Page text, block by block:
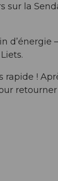
sur la
d’énergie
rapide !
retourner